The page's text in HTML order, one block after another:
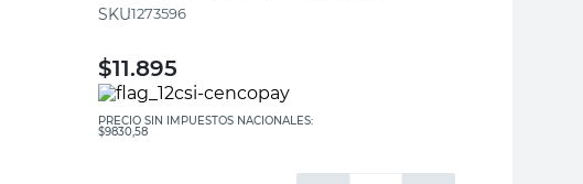
:1273596
$11.895
PRECIO SIN IMPUESTOS NACIONALES:
$9830,58